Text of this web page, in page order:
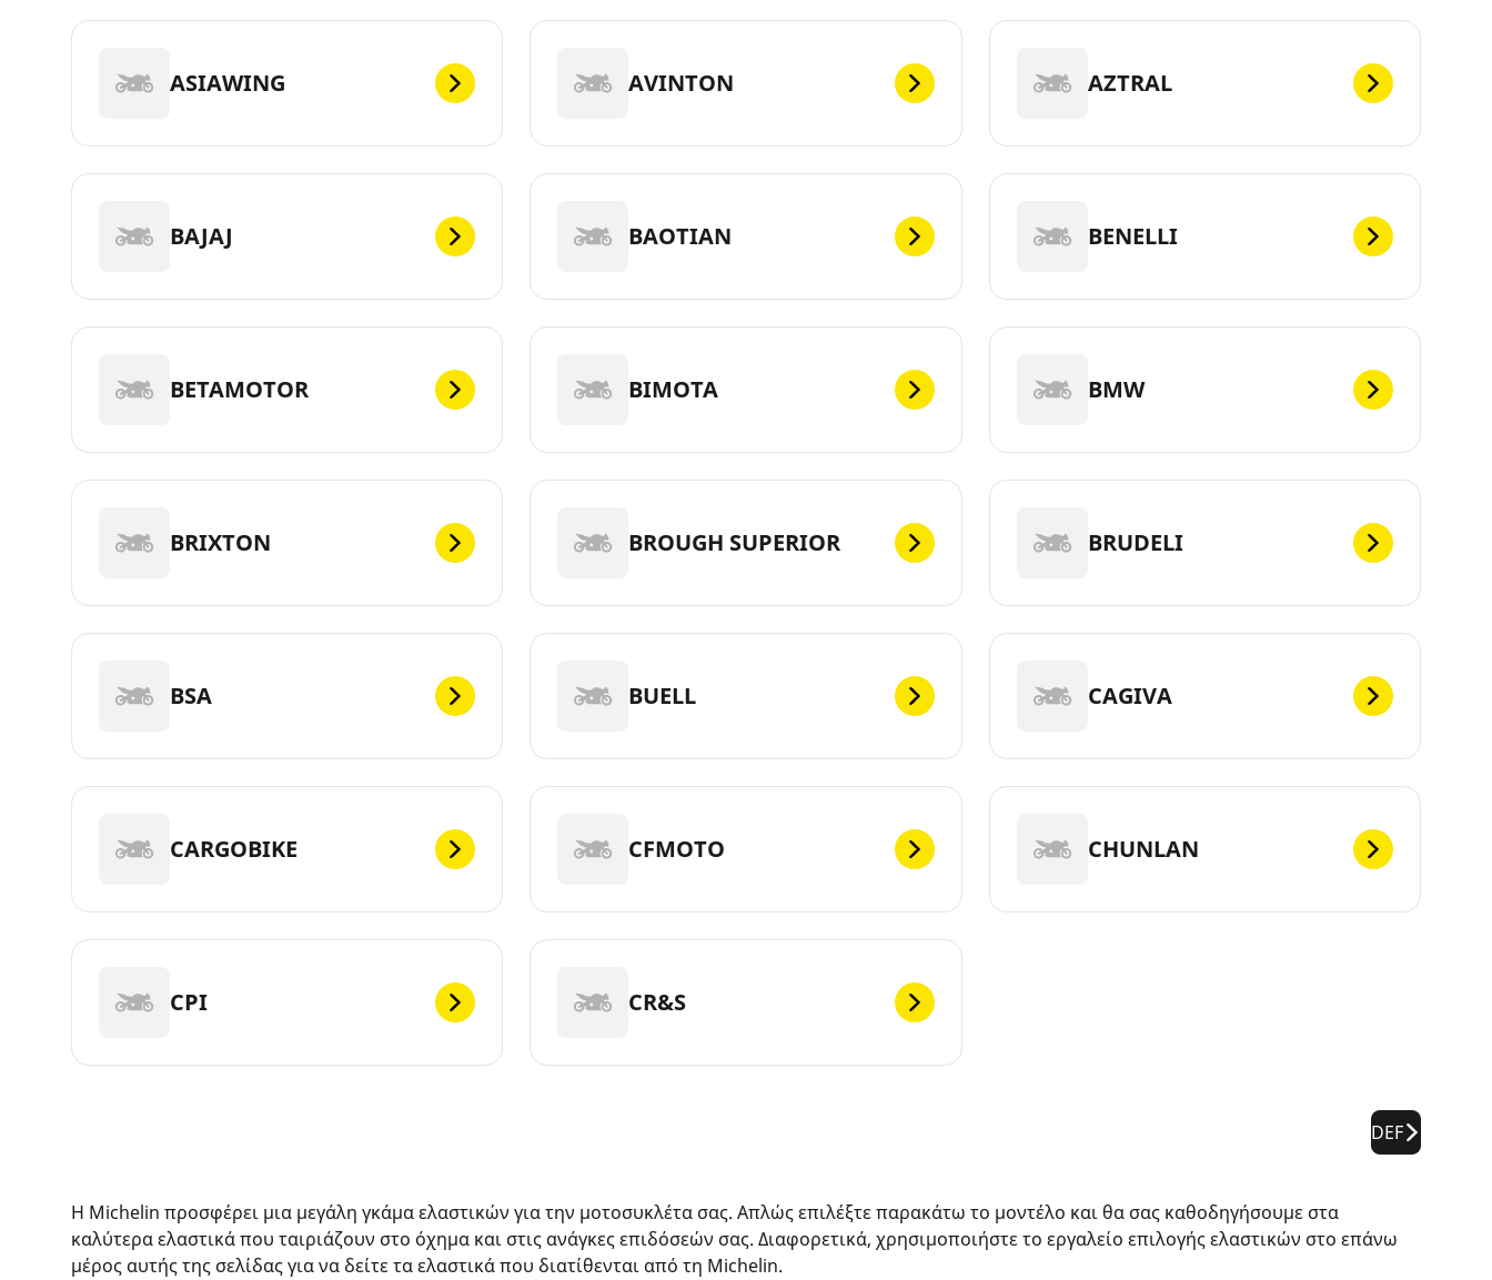
ASIAWING AVINTON AZTRAL
BAJAJ BAOTIAN BENELLI
BETAMOTOR BIMOTA BMW
BRIXTON BROUGH SUPERIOR BRUDELI
BSA BUELL CAGIVA
CARGOBIKE CFMOTO CHUNLAN
CPI CR&S
DEF
Η Michelin προσφέρει μια μεγάλη γκάμα ελαστικών για την μοτοσυκλέτα σας. Απλώς επιλέξτε παρακάτω το μοντέλο και θα σας καθοδηγήσουμε στα
καλύτερα ελαστικά που ταιριάζουν στο όχημα και στις ανάγκες επιδόσεών σας. Διαφορετικά, χρησιμοποιήστε το εργαλείο επιλογής ελαστικών στο επάνω
μέρος αυτής της σελίδας για να δείτε τα ελαστικά που διατίθενται από τη Michelin.